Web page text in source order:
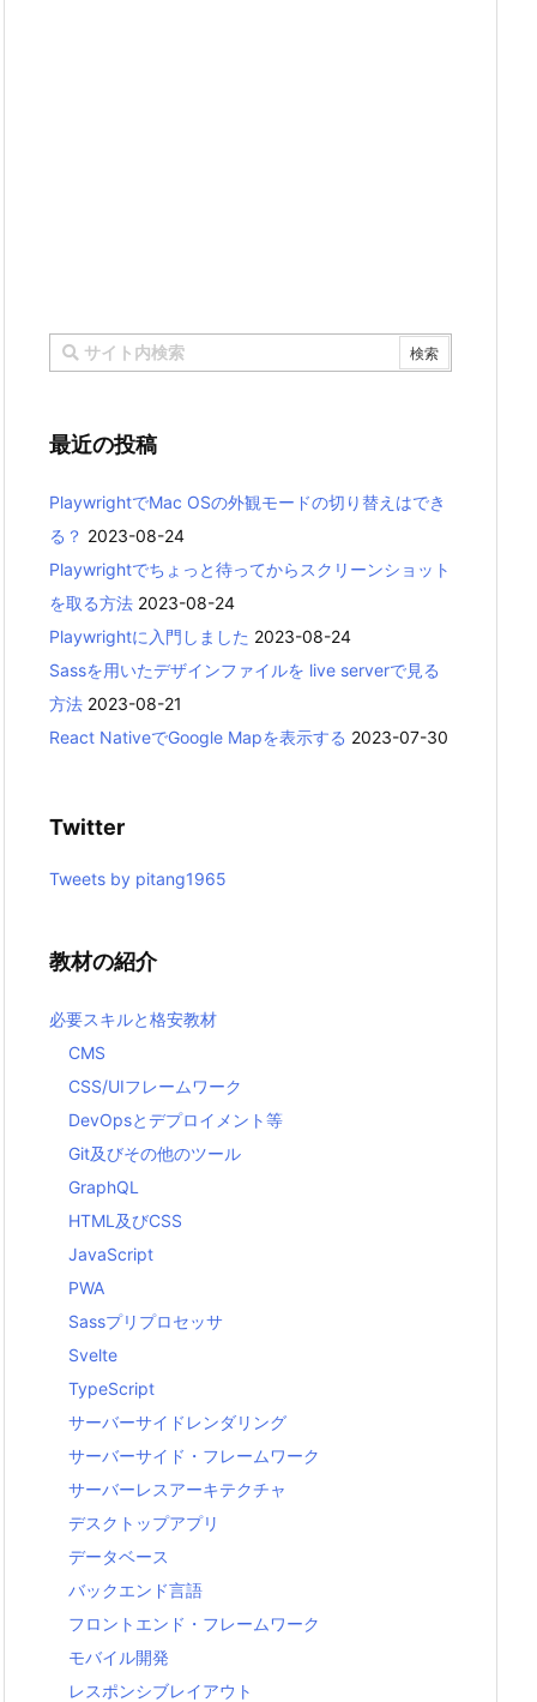
最近の投稿
PlaywrightでMac OSの外観モードの切り替えはでき
る？ 2023-08-24
Playwrightでちょっと待ってからスクリーンショット
を取る方法 2023-08-24
Playwrightに入門しました 2023-08-24
Sassを用いたデザインファイルを live serverで見る
方法 2023-08-21
React NativeでGoogle Mapを表示する 2023-07-30
Twitter
Tweets by pitang1965
教材の紹介
必要スキルと格安教材
CMS
CSS/UIフレームワーク
DevOpsとデプロイメント等
Git及びその他のツール
GraphQL
HTML及びCSS
JavaScript
PWA
Sassプリプロセッサ
Svelte
TypeScript
サーバーサイドレンダリング
サーバーサイド・フレームワーク
サーバーレスアーキテクチャ
デスクトップアプリ
データベース
バックエンド言語
フロントエンド・フレームワーク
モバイル開発
レスポンシブレイアウト